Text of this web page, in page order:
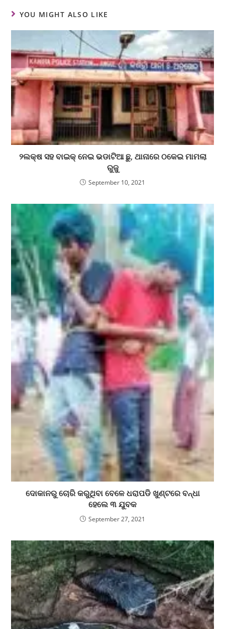
YOU MIGHT ALSO LIKE
୨ଲକ୍ଷ ସହ ବାଇକ୍ ନେଇ ଭଡାଟିଆ ଛୁ, ଥାନାରେ ଠକେଇ ମାମଲା
ରୁଜୁ
September 10, 2021
ଦୋକାନରୁ ଚୋରି କରୁଥିବା ବେଳେ ଧରାପଡି ଖୁଣ୍ଟରେ ବନ୍ଧା
ହେଲେ ୩ ଯୁବକ
September 27, 2021